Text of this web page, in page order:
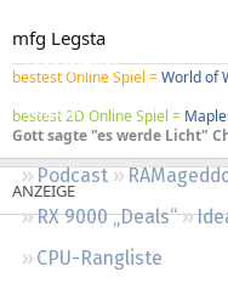
Leserartikel
Regeln
Podcast
RX 9000 „Deals“
CPU-Rangliste
mfg Legsta
bestest Online Spiel =World of
bestest 2D Online Spiel =
Gott sagte "es werde Licht"